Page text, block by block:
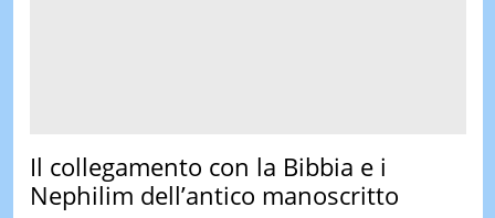
Il collegamento con la Bibbia e i
Nephilim dell’antico manoscritto